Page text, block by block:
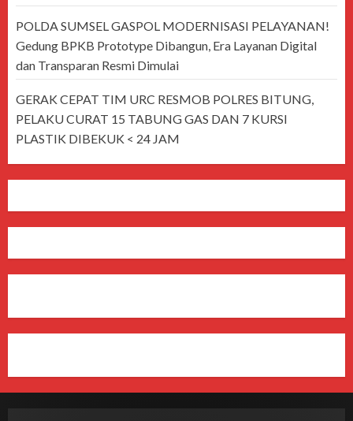
POLDA SUMSEL GASPOL MODERNISASI PELAYANAN!
Gedung BPKB Prototype Dibangun, Era Layanan Digital
dan Transparan Resmi Dimulai
GERAK CEPAT TIM URC RESMOB POLRES BITUNG,
PELAKU CURAT 15 TABUNG GAS DAN 7 KURSI
PLASTIK DIBEKUK < 24 JAM